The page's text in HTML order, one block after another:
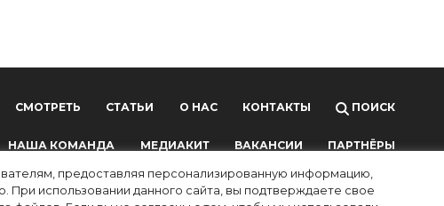
предоставляя персонализированную информацию,
При использовании данного сайта, вы подтверждаете свое
СМОТРЕТЬ СТАТЬИ О НАС КОНТАКТЫ ПОИСК
НАША КОМАНДА МЕДИАКИТ ВАКАНСИИ ПАРТНЁРЫ